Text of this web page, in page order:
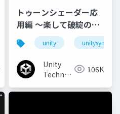
トゥーンシェーダー応
用編 ～楽して破綻のな
いアウトラインを目指
して～
unity unitysync
Unity
Technologies106K